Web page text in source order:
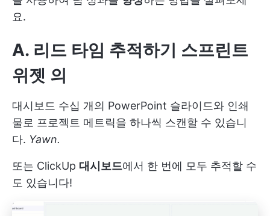
요.
A. 리드 타임 추적하기 스프린트
위젯 의
대시보드 수십 개의 PowerPoint 슬라이드와 인쇄
물로 프로젝트 메트릭을 하나씩 스캔할 수 있습니
다. Yawn.
또는 ClickUp 대시보드에서 한 번에 모두 추적할 수
도 있습니다!